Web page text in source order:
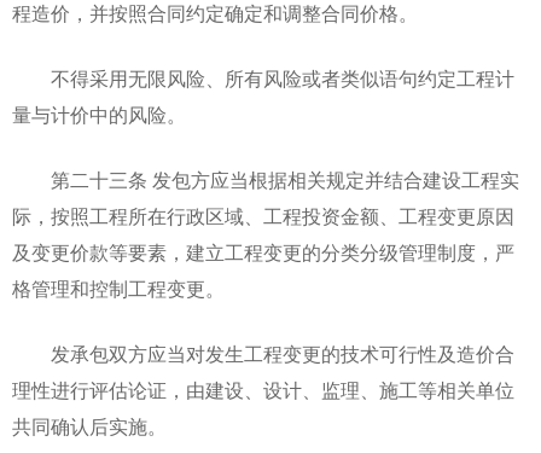
程造价，并按照合同约定确定和调整合同价格。
不得采用无限风险、所有风险或者类似语句约定工程计
量与计价中的风险。
第二十三条 发包方应当根据相关规定并结合建设工程实
际，按照工程所在行政区域、工程投资金额、工程变更原因
及变更价款等要素，建立工程变更的分类分级管理制度，严
格管理和控制工程变更。
发承包双方应当对发生工程变更的技术可行性及造价合
理性进行评估论证，由建设、设计、监理、施工等相关单位
共同确认后实施。